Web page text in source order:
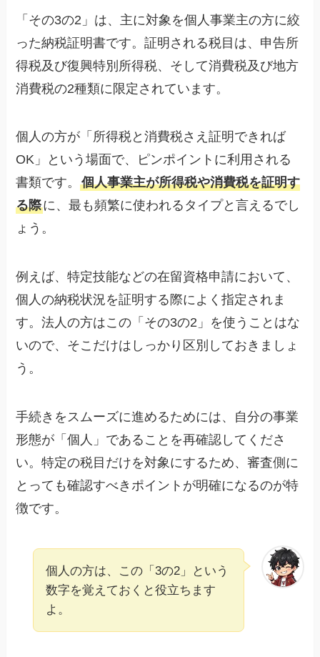
「その3の2」は、主に対象を個人事業主の方に絞
った納税証明書です。証明される税目は、申告所
得税及び復興特別所得税、そして消費税及び地方
消費税の2種類に限定されています。
個人の方が「所得税と消費税さえ証明できれば
OK」という場面で、ピンポイントに利用される
書類です。個人事業主が所得税や消費税を証明す
る際に、最も頻繁に使われるタイプと言えるでし
ょう。
例えば、特定技能などの在留資格申請において、
個人の納税状況を証明する際によく指定されま
す。法人の方はこの「その3の2」を使うことはな
いので、そこだけはしっかり区別しておきましょ
う。
手続きをスムーズに進めるためには、自分の事業
形態が「個人」であることを再確認してくださ
い。特定の税目だけを対象にするため、審査側に
とっても確認すべきポイントが明確になるのが特
徴です。
個人の方は、この「3の2」という
数字を覚えておくと役立ちます
よ。